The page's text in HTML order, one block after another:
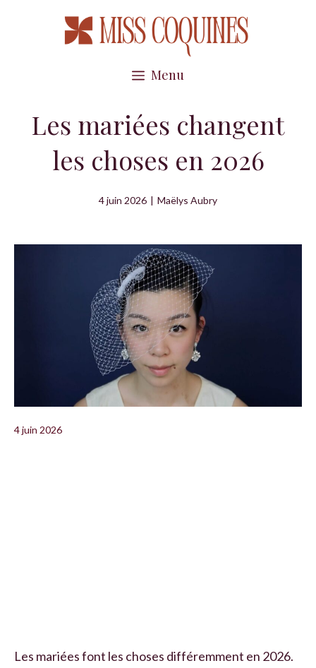
Menu
Les mariées changent
les choses en 2026
4 juin 2026 | Maëlys Aubry
4 juin 2026
Les mariées font les choses différemment en 2026.